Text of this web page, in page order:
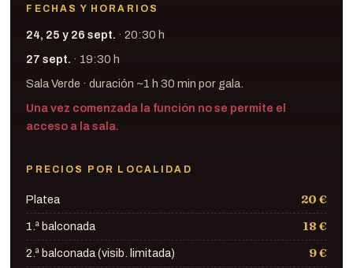
FECHAS Y HORARIOS
24, 25 y 26 sept. · 20:30 h
27 sept. · 19:30 h
Sala Verde · duración ~1 h 30 min por gala.
Una vez comenzada la función no se permite el
acceso a la sala.
PRECIOS POR LOCALIDAD
Platea 20 €
1.ª balconada 18 €
2.ª balconada (visib. limitada) 9 €